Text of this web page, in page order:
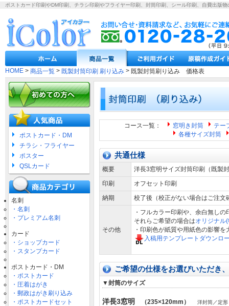
ポストカード印刷やDM印刷、チラシ印刷やフライヤー印刷、封筒印刷、シール印刷、自費出版物
HOME > 商品一覧 > 既製封筒印刷 刷り込み > 既製封筒刷り込み 価格表
ポストカード・DM
チラシ・フライヤー
ポスター
QSLカード
名刺
・名刺
・プレミアム名刺
カード
・ショップカード
・スタンプカード
ポストカード・DM
・ポストカード
・圧着はがき
・郵政はがき刷り込み
・ポストカードセット
コース一覧： 窓明き封筒
テー
各種サイズ封筒
共通仕様
概要
洋長3窓明サイズ封筒印刷（既製
印刷
オフセット印刷
納期
校了後（校正がない場合はご注
その他
・フルカラー印刷や、余白無し
それらご希望の場合はオリジナル
・印刷色が紙質や用紙色の影響
入稿用テンプレートダウンロ
ご希望の仕様をお選びいただき
▼封筒のサイズ
洋長3窓明 （235×120mm） 洋封筒／定形